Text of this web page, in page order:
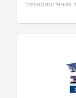
технологічних
1500х1500 мм.